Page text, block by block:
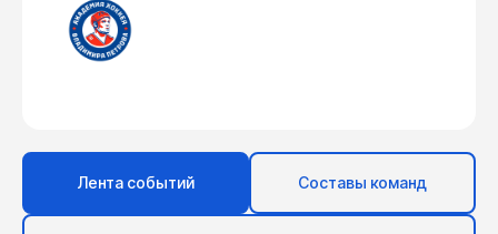
Лента событий Составы команд